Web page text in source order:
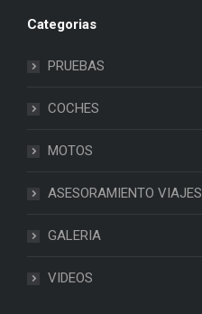
Categorias
PRUEBAS
COCHES
MOTOS
ASESORAMIENTO VIAJES
GALERIA
VIDEOS